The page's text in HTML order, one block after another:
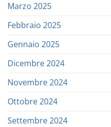
Marzo 2025
Febbraio 2025
Gennaio 2025
Dicembre 2024
Novembre 2024
Ottobre 2024
Settembre 2024